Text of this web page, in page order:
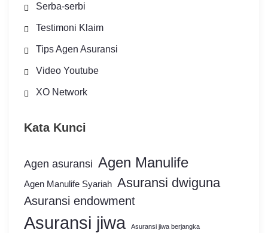
Serba-serbi
Testimoni Klaim
Tips Agen Asuransi
Video Youtube
XO Network
Kata Kunci
Agen asuransi Agen Manulife
Agen Manulife Syariah Asuransi dwiguna
Asuransi endowment
Asuransi jiwa Asuransi jiwa berjangka